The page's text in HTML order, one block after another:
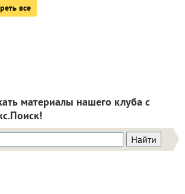
все
материалы нашего клуба с